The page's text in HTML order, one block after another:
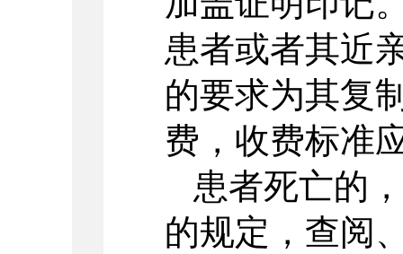
患者或者其近
的要求为其复
费，收费标准
患者死亡的
的规定，查阅